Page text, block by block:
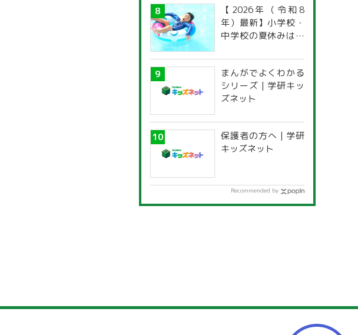
【2026年（令和8
年）最新】小学校・
中学校の夏休みはい
道府県別「夏季休暇
一覧」
まんがでよくわかる
シリーズ | 学研キッ
ズネット
保護者の方へ | 学研
キッズネット
Recommended by